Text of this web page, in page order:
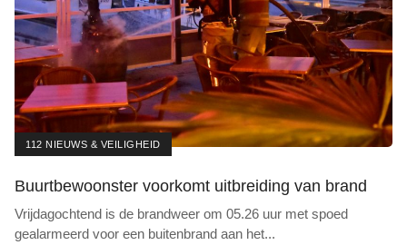
112 NIEUWS & VEILIGHEID
Buurtbewoonster voorkomt uitbreiding van brand
Vrijdagochtend is de brandweer om 05.26 uur met spoed
gealarmeerd voor een buitenbrand aan het...